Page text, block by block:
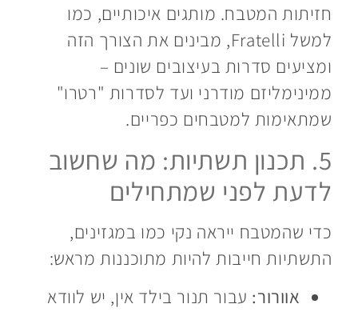
חזיתות המטבח. מותגים איכותיים, כמו
למשל Fratelli, מבינים את הצורך הזה
ומציעים סדרות בעיצובים שונים –
ממינימליזם מודרני ועד לסדרות "רטרו"
שמתאימות למטבחים כפריים.
5. תכנון תשתיות: מה שחשוב
לדעת לפני שמתחילים
כדי שהמטבח ייראה נקי כמו במגזינים,
התשתיות חייבות להיות מתוכננות מראש:
אוורור: עבור תנור בילד אין, יש לוודא